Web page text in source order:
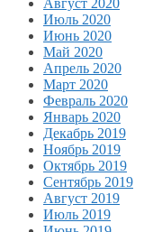
Август 2020
Июль 2020
Июнь 2020
Май 2020
Апрель 2020
Март 2020
Февраль 2020
Январь 2020
Декабрь 2019
Ноябрь 2019
Октябрь 2019
Сентябрь 2019
Август 2019
Июль 2019